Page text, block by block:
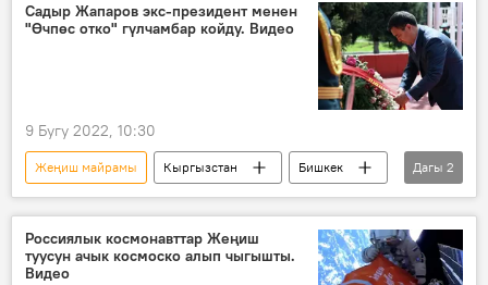
Садыр Жапаров экс-президент менен
"Өчпөс отко" гүлчамбар койду. Видео
9 Бугу 2022, 10:30
Жеңиш майрамы Кыргызстан
Бишкек
Садыр Жапаров
Сооронбай Жээнбеков
Дагы 2
Россиялык космонавттар Жеңиш
туусун ачык космоско алып чыгышты.
Видео